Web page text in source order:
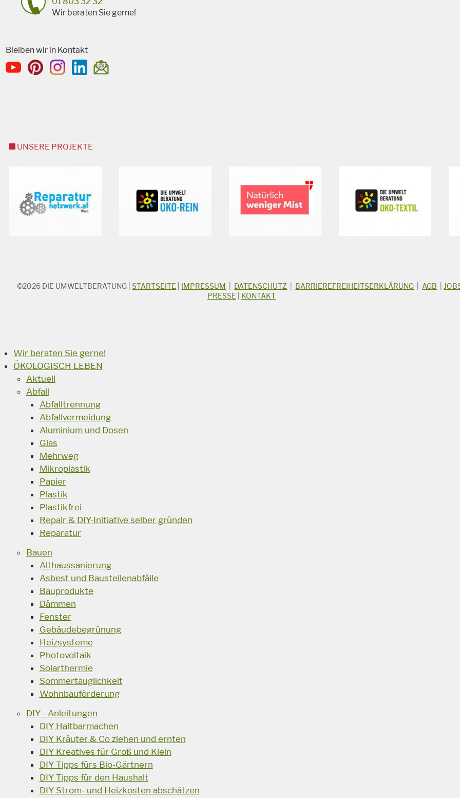
Wir beraten Sie gerne!
Bleiben wir in Kontakt
UNSERE PROJEKTE
©2026 DIE UMWELTBERATUNG |STARTSEITE IMPRESSUM DATENSCHUTZ BARRIEREFREIHEITSERKLÄRUNG AGB
PRESSE
KONTAKT
Wir beraten Sie gerne!
ÖKOLOGISCH LEBEN
Aktuell
Abfall
Abfalltrennung
Abfallvermeidung
Aluminium und Dosen
Glas
Mehrweg
Mikroplastik
Papier
Plastik
Plastikfrei
Repair & DIY-Initiative selber gründen
Reparatur
Bauen
Althaussanierung
Asbest und Baustellenabfälle
Bauprodukte
Dämmen
Fenster
Gebäudebegrünung
Heizsysteme
Photovoltaik
Solarthermie
Sommertauglichkeit
Wohnbauförderung
DIY - Anleitungen
DIY Haltbarmachen
DIY Kräuter & Co ziehen und ernten
DIY Kreatives für Groß und Klein
DIY Tipps fürs Bio-Gärtnern
DIY Tipps für den Haushalt
DIY Strom- und Heizkosten abschätzen